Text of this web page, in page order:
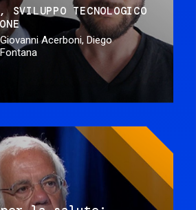
SVILUPPO TECNOLOGICO
Giovanni Acerboni, Diego
Fontana